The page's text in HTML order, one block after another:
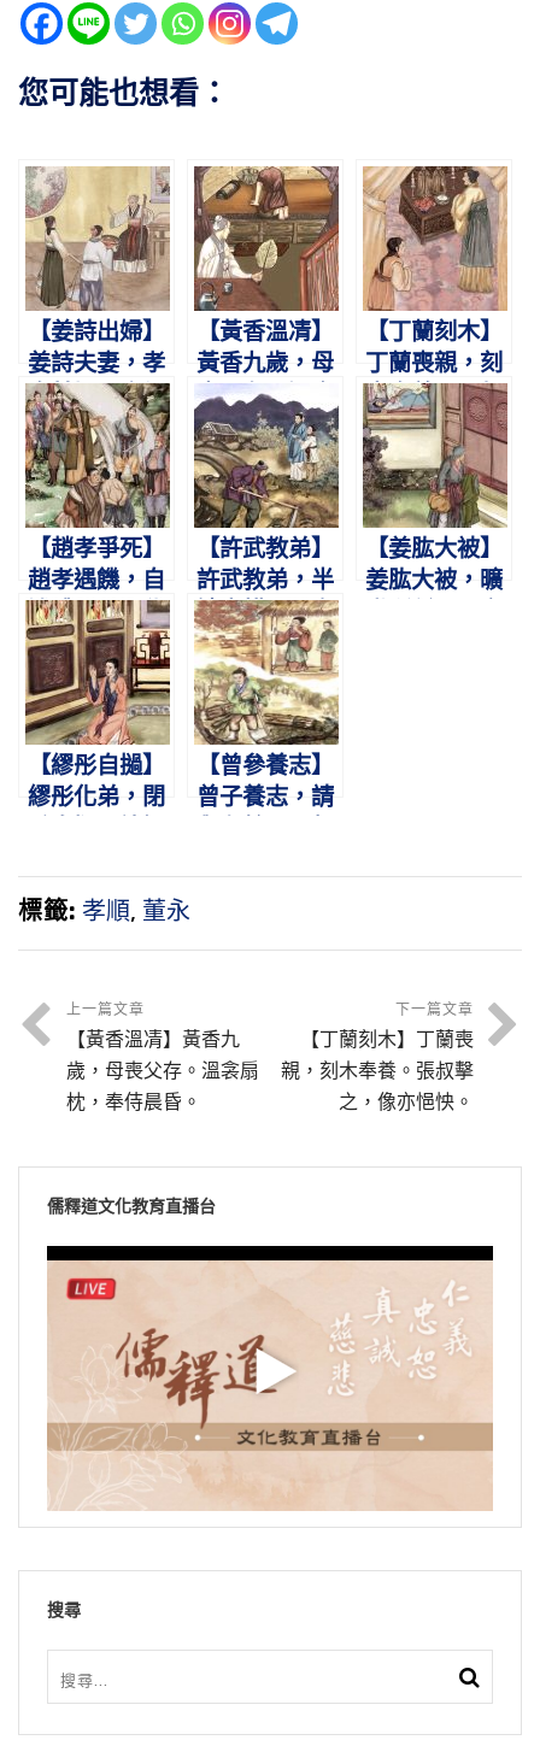
您可能也想看：
【姜詩出婦】
姜詩夫妻，孝
奉甘旨。舍側
湧泉，日躍雙
鯉。
【黃香溫凊】
黃香九歲，母
喪父存。溫衾
扇枕，奉侍晨
昏。
【丁蘭刻木】
丁蘭喪親，刻
木奉養。張叔
擊之，像亦悒
怏。
【趙孝爭死】
趙孝遇饑，自
述體肥。願代
弟死，兩得全
歸。
【許武教弟】
許武教弟，半
讀半耕。取多
與寡，以成弟
名。
【姜肱大被】
姜肱大被，曠
【繆彤自撾】
繆彤化弟，閉
家。
【曾參養志】
曾子養志，請
標籤: 孝順, 董永
上一篇文章
【黃香溫凊】黃香九
歲，母喪父存。溫衾扇
枕，奉侍晨昏。
下一篇文章
【丁蘭刻木】丁蘭喪
親，刻木奉養。張叔擊
之，像亦悒怏。
儒釋道文化教育直播台
搜尋